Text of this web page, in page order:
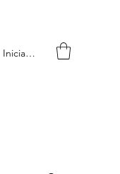
Iniciar sesión